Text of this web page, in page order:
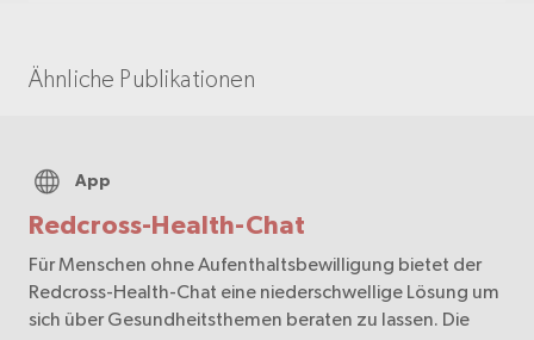
Ähnliche Publikationen
Redcross-Health-Chat
App
Für Menschen ohne Aufenthaltsbewilligung bietet der
Redcross-Health-Chat eine niederschwellige Lösung um
sich über Gesundheitsthemen beraten zu lassen. Die